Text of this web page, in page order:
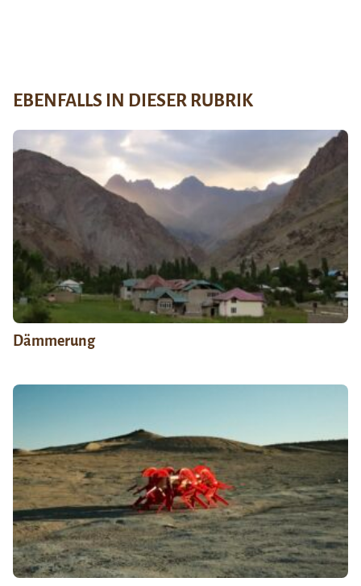
EBENFALLS IN DIESER RUBRIK
Dämmerung